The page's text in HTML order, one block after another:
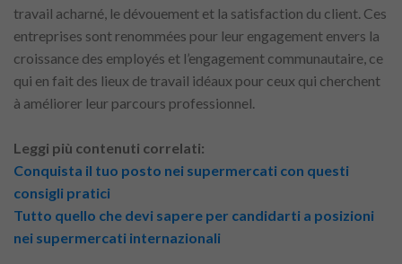
travail acharné, le dévouement et la satisfaction du client. Ces
entreprises sont renommées pour leur engagement envers la
croissance des employés et l’engagement communautaire, ce
qui en fait des lieux de travail idéaux pour ceux qui cherchent
à améliorer leur parcours professionnel.
Leggi più contenuti correlati:
Conquista il tuo posto nei supermercati con questi
consigli pratici
Tutto quello che devi sapere per candidarti a posizioni
nei supermercati internazionali